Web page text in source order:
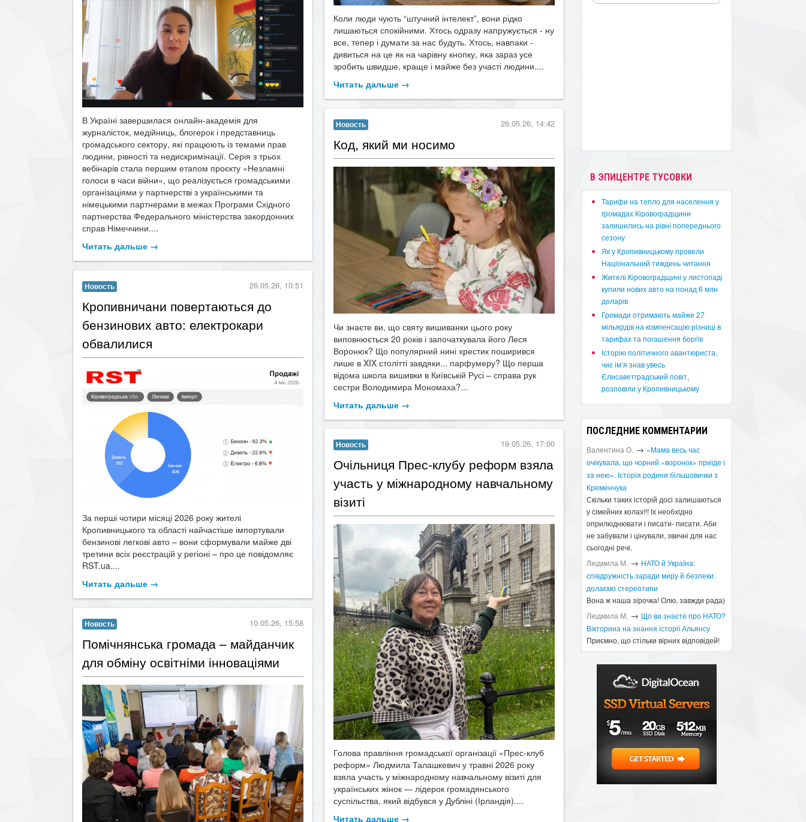
Коли люди чують “штучний інтелект”, вони рідко
лишаються спокійними. Хтось одразу напружується - ну
все, тепер і думати за нас будуть. Хтось, навпаки -
дивиться на це як на чарівну кнопку, яка зараз усе
зробить швидше, краще і майже без участі людини....
Читать дальше →
В Україні завершилася онлайн-академія для
журналісток, медійниць, блогерок і представниць
громадського сектору, які працюють із темами прав
людини, рівності та недискримінації. Серія з трьох
вебінарів стала першим етапом проєкту «Незламні
голоси в часи війни», що реалізується громадськими
організаціями у партнерстві з українськими та
німецькими партнерами в межах Програми Східного
партнерства Федерального міністерства закордонних
справ Німеччини....
Читать дальше →
26.05.26, 14:42
​Код, який ми носимо
Чи знаєте ви, що святу вишиванки цього року
виповнюється 20 років і започаткувала його Леся
Воронюк? Що популярний нині хрестик поширився
лише в XIX столітті завдяки... парфумеру? Що перша
відома школа вишивки в Київській Русі – справа рук
сестри Володимира Мономаха?...
Читать дальше →
26.05.26, 10:51
​Кропивничани повертаються до
бензинових авто: електрокари
обвалилися
Кропивницького та області найчастіше імпортували
бензинові легкові авто – вони сформували майже дві
третини всіх реєстрацій у регіоні – про це повідомляє
RST.ua....
Читать дальше →
19.05.26, 17:00
Очільниця Прес-клубу реформ взяла
участь у міжнародному навчальному
візиті
Голова правління громадської організації «Прес-клуб
реформ» Людмила Талашкевич у травні 2026 року
взяла участь у міжнародному навчальному візиті для
українських жінок — лідерок громадянського
суспільства, який відбувся у Дубліні (Ірландія)....
Читать дальше →
10.05.26, 15:58
Помічнянська громада – майданчик
для обміну освітніми інноваціями
В ЭПИЦЕНТРЕ ТУСОВКИ
​Тарифи на тепло для населення у
громадах Кіровоградщини
залишились на рівні попереднього
сезону
​Як у Кропивницькому провели
Національний тиждень читання
​Жителі Кіровоградщині у листопаді
купили нових авто на понад 6 млн
доларів
​Громади отримають майже 27
мільярдів на компенсацію різниці в
тарифах та погашення боргів
Історію політичного авантюриста,
чиє ім’я знав увесь
Єлисаветградський повіт,
розповіли у Кропивницькому
ПОСЛЕДНИЕ КОММЕНТАРИИ
Валентина О. → «Мама весь час
очікувала, що чорний «воронок» приїде і
за нею». Історія родини більшовички з
Кременчука
Скільки таких історій досі залишаються
у сімейних колах!!! Іх необхідно
оприлюднювати і писати- писати. Аби
не забували і цінували, звичні для нас
сьогодні речі.
Людмила М. → ​НАТО й Україна:
співдружність заради миру й безпеки:
долаємо стереотипи
Вона ж наша зірочка! Олю, завжди рада)
Людмила М. → Що ви знаєте про НАТО?
Вікторина на знання історії Альянсу ​
Приємно, що стільки вірних відповідей!